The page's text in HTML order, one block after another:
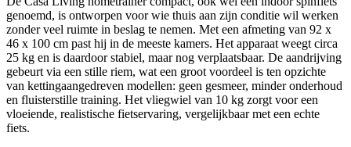
genoemd, is ontworpen voor wie thuis aan zijn conditie wil werken
zonder veel ruimte in beslag te nemen. Met een afmeting van 92 x
46 x 100 cm past hij in de meeste kamers. Het apparaat weegt circa
25 kg en is daardoor stabiel, maar nog verplaatsbaar. De aandrijving
gebeurt via een stille riem, wat een groot voordeel is ten opzichte
van kettingaangedreven modellen: geen gesmeer, minder onderhoud
en fluisterstille training. Het vliegwiel van 10 kg zorgt voor een
vloeiende, realistische fietservaring, vergelijkbaar met een echte
fiets.